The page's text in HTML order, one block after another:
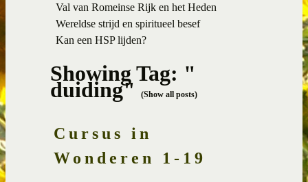
Val van Romeinse Rijk en het Heden
Wereldse strijd en spiritueel besef
Kan een HSP lijden?
Showing Tag: "
duiding"(Show all posts)
Cursus in
Wonderen 1-19